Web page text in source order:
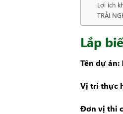
Lợi ích
TRẢI
Lắp
Tên dự án:
Vị trí thực
Đơn vị thi